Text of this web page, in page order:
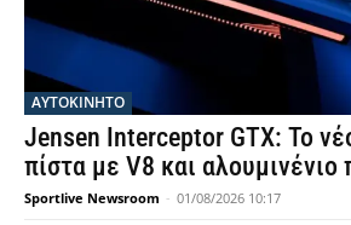
ΑΥΤΟΚΙΝΗΤΟ
Jensen Interceptor GTX: Το
πίστα με V8 και αλουμινένιο
Sportlive Newsroom - 01/08/2026 10:17